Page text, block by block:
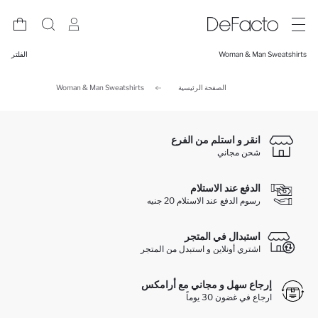
Woman & Man Sweatshirts الفلتر
الصفحة الرئيسية Woman & Man Sweatshirts
انقر و استلم من الفرع
شحن مجاني
الدفع عند الاستلام
رسوم الدفع عند الاستلام 20 جنيه
استبدال في المتجر
اشتري أونلاين و استبدل من المتجر
إرجاع سهل و مجاني مع أرامكس
ارجاع في غضون 30 يوماً